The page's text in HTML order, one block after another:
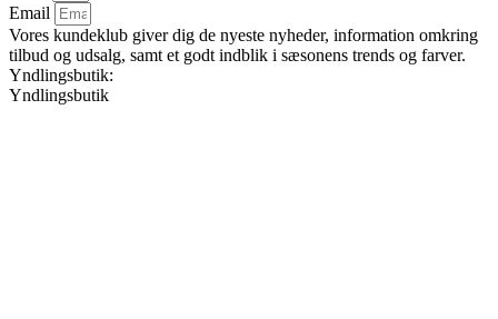
Email
Vores kundeklub giver dig de nyeste nyheder, information omkring
tilbud og udsalg, samt et godt indblik i sæsonens trends og farver.
Yndlingsbutik:
Yndlingsbutik